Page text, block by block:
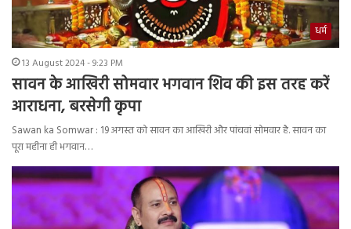
धर्म
13 August 2024 - 9:23 PM
सावन के आखिरी सोमवार भगवान शिव की इस तरह करें
आराधना, बरसेगी कृपा
Sawan ka Somwar : 19 अगस्त को सावन का आखिरी और पांचवां सोमवार है. सावन का
पूरा महीना ही भगवान…